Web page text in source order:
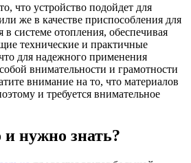
что устройство подойдет для
же в качестве приспособления для
в системе отопления, обеспечивая
технические и практичные
для надежного применения
внимательности и грамотности
внимание на то, что материалов
и требуется внимательное
нужно знать?